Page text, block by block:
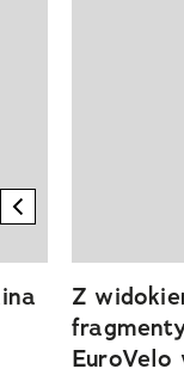
previous element
Z
EuroVelo